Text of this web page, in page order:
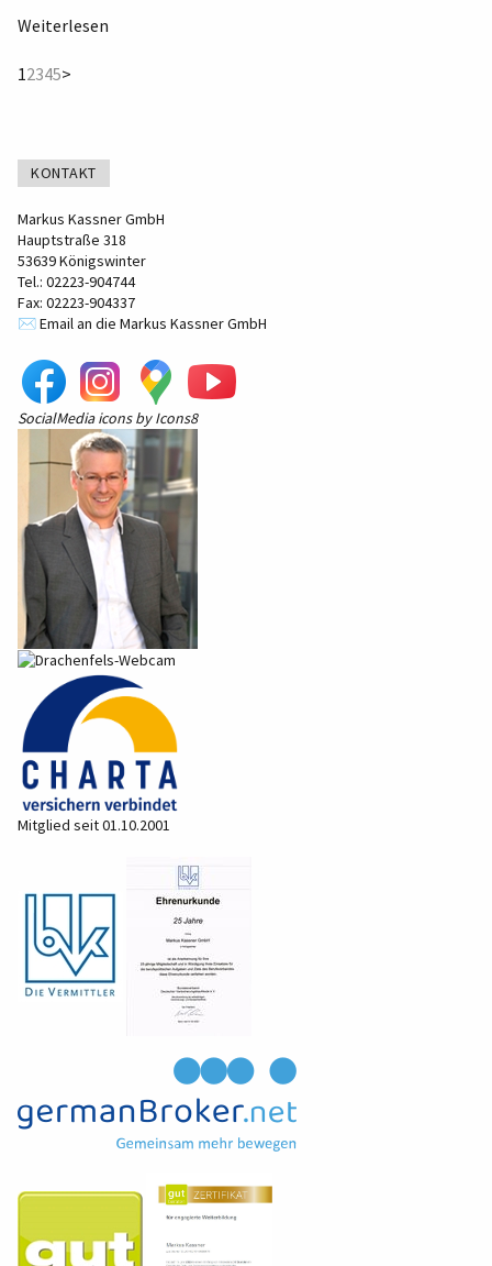
Weiterlesen
1(current)
2345>
KONTAKT
Markus Kassner GmbH
Hauptstraße 318
53639 Königswinter
Tel.: 02223-904744
Fax: 02223-904337
✉️ Email an die Markus Kassner GmbH
SocialMediaicons byIcons8
Mitglied seit 01.10.2001